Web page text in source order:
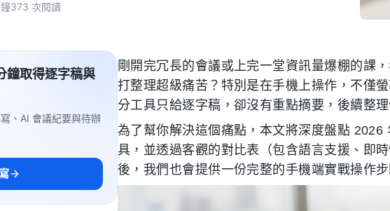
373 次閱讀
鐘取得逐字稿與
、AI 會議紀要與待辦
剛開完冗長的會議或上完一堂資訊量爆棚的課
打整理超級痛苦？特別是在手機上操作，不僅
分工具只給逐字稿，卻沒有重點摘要，後續整理
為了幫你解決這個痛點，本文將深度盤點
具，並透過客觀的對比表（包含語言支援、即
後，我們也會提供一份完整的手機端實戰操作步